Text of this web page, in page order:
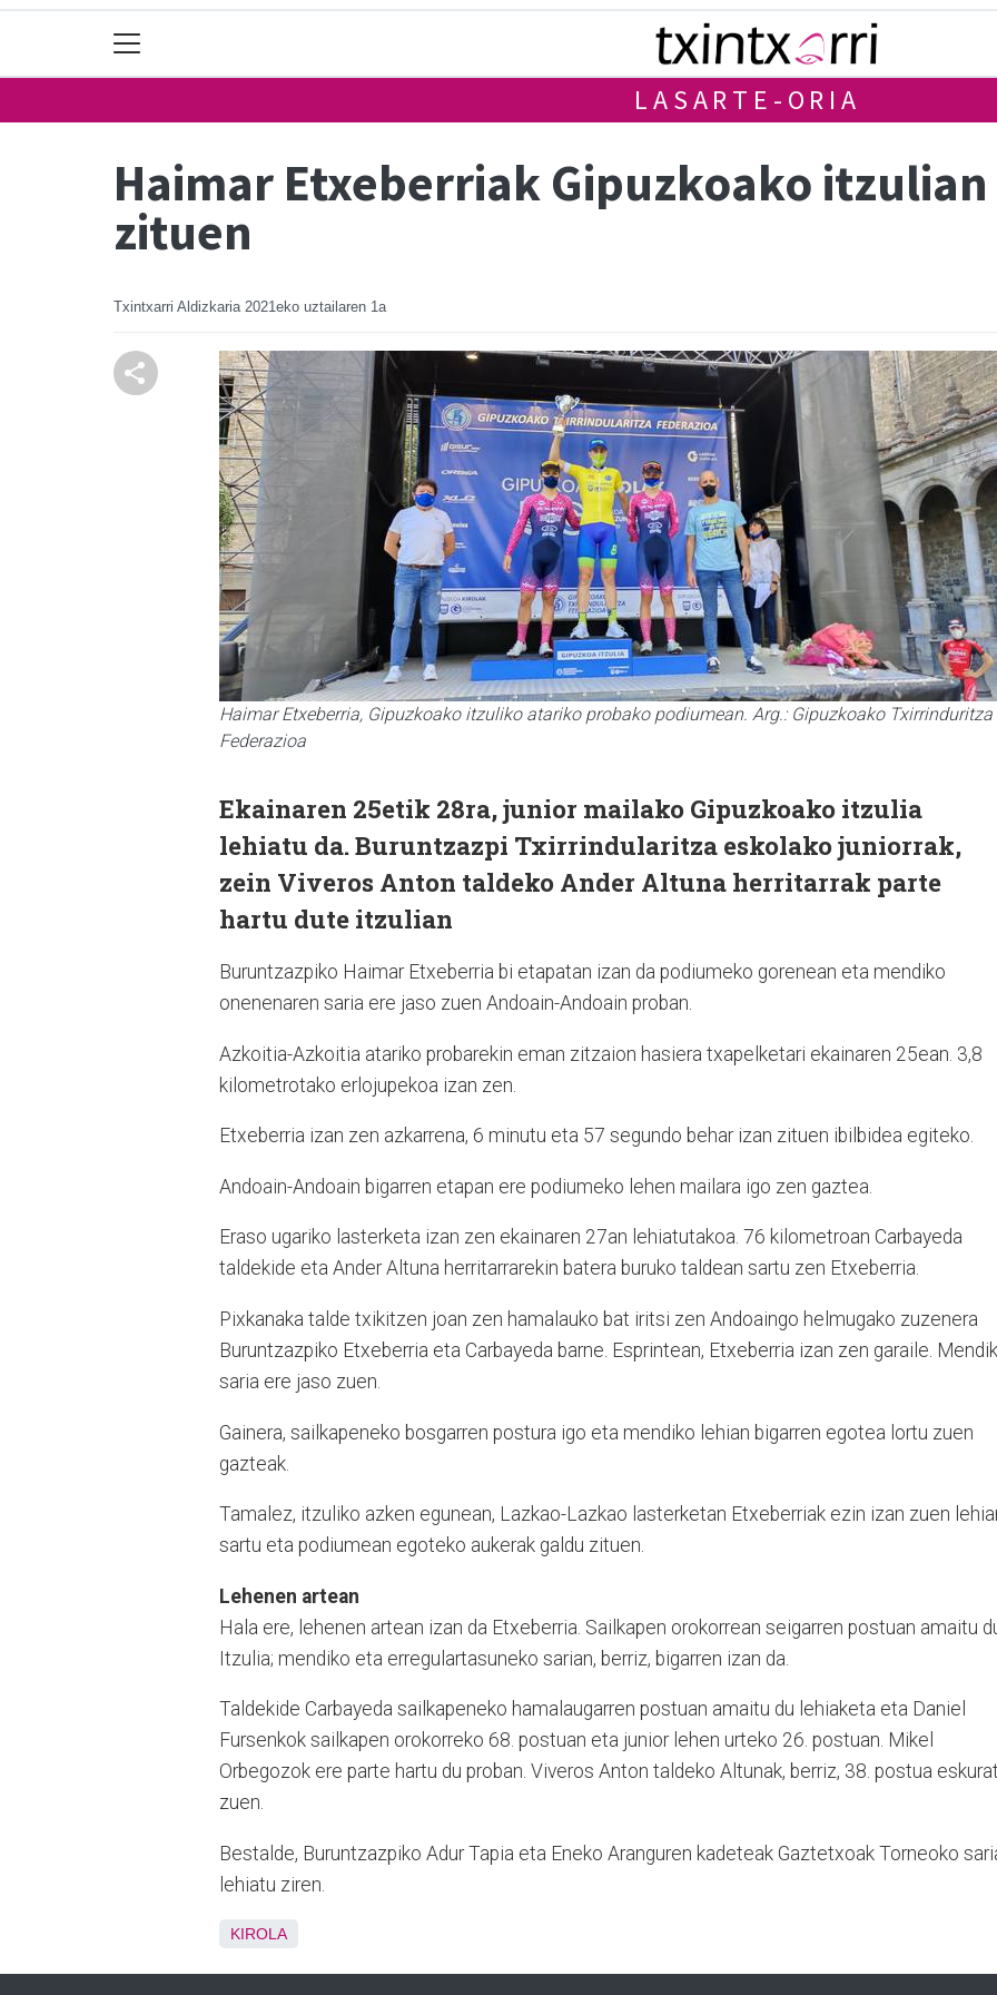
LASARTE-ORIA
Haimar Etxeberriak Gipuzkoako
zituen
Txintxarri Aldizkaria 2021eko uztailaren 1a
Haimar Etxeberria, Gipuzkoako itzuliko atariko probako podiumean. Arg.: Gipuzkoako Txirrinduritza
Federazioa
Ekainaren 25etik 28ra, junior mailako Gipuzkoako itzulia
lehiatu da. Buruntzazpi Txirrindularitza eskolako juniorrak,
zein Viveros Anton taldeko Ander Altuna herritarrak parte
hartu dute itzulian
Buruntzazpiko Haimar Etxeberria bi etapatan izan da podiumeko gorenean eta mendiko
onenenaren saria ere jaso zuen Andoain-Andoain proban.
Azkoitia-Azkoitia atariko probarekin eman zitzaion hasiera txapelketari ekainaren 25ean. 3,8
kilometrotako erlojupekoa izan zen.
Etxeberria izan zen azkarrena, 6 minutu eta 57 segundo behar izan zituen ibilbidea egiteko.
Andoain-Andoain bigarren etapan ere podiumeko lehen mailara igo zen gaztea.
Eraso ugariko lasterketa izan zen ekainaren 27an lehiatutakoa. 76 kilometroan Carbayeda
taldekide eta Ander Altuna herritarrarekin batera buruko taldean sartu zen Etxeberria.
Pixkanaka talde txikitzen joan zen hamalauko bat iritsi zen Andoaingo helmugako zuzenera
Buruntzazpiko Etxeberria eta Carbayeda barne. Esprintean, Etxeberria izan zen garaile.
saria ere jaso zuen.
Gainera, sailkapeneko bosgarren postura igo eta mendiko lehian bigarren egotea lortu zuen
gazteak.
Tamalez, itzuliko azken egunean, Lazkao-Lazkao lasterketan Etxeberriak ezin izan zuen
sartu eta podiumean egoteko aukerak galdu zituen.
Lehenen artean
Hala ere, lehenen artean izan da Etxeberria. Sailkapen orokorrean seigarren postuan amaitu
Itzulia; mendiko eta erregulartasuneko sarian, berriz, bigarren izan da.
Taldekide Carbayeda sailkapeneko hamalaugarren postuan amaitu du lehiaketa eta Daniel
Fursenkok sailkapen orokorreko 68. postuan eta junior lehen urteko 26. postuan. Mikel
Orbegozok ere parte hartu du proban. Viveros Anton taldeko Altunak, berriz, 38. postua
zuen.
Bestalde, Buruntzazpiko Adur Tapia eta Eneko Aranguren kadeteak Gaztetxoak Torneoko
lehiatu ziren.
KIROLA